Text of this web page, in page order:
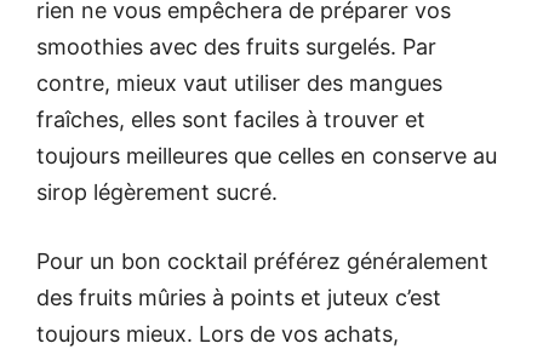
rien ne vous empêchera de préparer vos
smoothies avec des fruits surgelés. Par
contre, mieux vaut utiliser des mangues
fraîches, elles sont faciles à trouver et
toujours meilleures que celles en conserve au
sirop légèrement sucré.
Pour un bon cocktail préférez généralement
des fruits mûries à points et juteux c’est
toujours mieux. Lors de vos achats,